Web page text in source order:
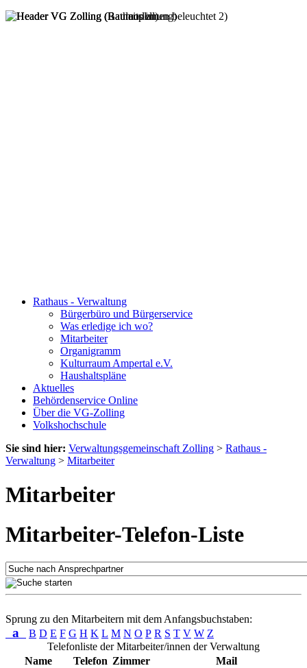
Rathaus - Verwaltung
Bürgerbüro und Bürgerservice
Was erledige ich wo?
Mitarbeiter
Organigramm
Kulturraum Ampertal e.V.
Haushaltspläne
Aktuelles
Behördenservice Online
Über die VG-Zolling
Volkshochschule
Sie sind hier: Verwaltungsgemeinschaft Zolling > Rathaus -
Verwaltung > Mitarbeiter
Mitarbeiter
Mitarbeiter-Telefon-Liste
Sprung zu den Mitarbeitern mit dem Anfangsbuchstaben:
a B D E F G H K L M N O P R S T V W Z
Telefonliste der Mitarbeiter/innen der Verwaltung
Name
Telefon Zimmer
Mail